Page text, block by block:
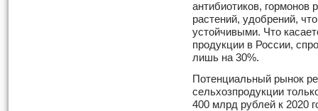
антибиотиков, гормонов
растений, удобрений,
устойчивыми. Что
продукции в России,
лишь на 30%.
Потенциальный рынок
сельхозпродукции
400 млрд рублей к 2020